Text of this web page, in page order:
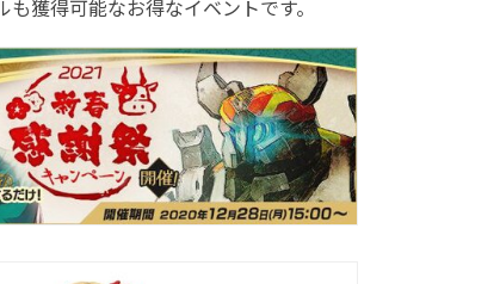
獲得可能なお得なイベントです。